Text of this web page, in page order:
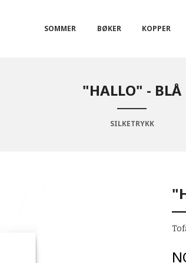
SOMMER BØKER KOPPER
"HALLO" - BLÅ
SILKETRYKK